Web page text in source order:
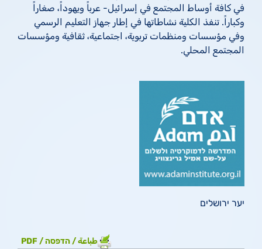
في كافة أوساط المجتمع في إسرائيل- عرباً ويهوداً، صغاراً
وكباراً. تنفذ الكلية نشاطاتها في إطار جهاز التعليم الرسمي
وفي مؤسسات ومنظمات تربوية، اجتماعية، ثقافية ومؤسسات
المجتمع المحلي.
יער ירושלים
طباعة / הדפסה / PDF